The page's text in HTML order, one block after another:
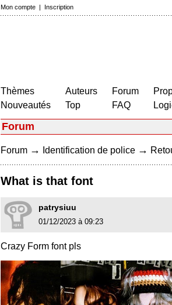
Mon compte | Inscription
Thèmes
Nouveautés
Auteurs
Top
Forum
FAQ
Forum
Forum → Identification de police →
What is that font
patrysiuu
01/12/2023 à 09:23
Crazy Form font pls